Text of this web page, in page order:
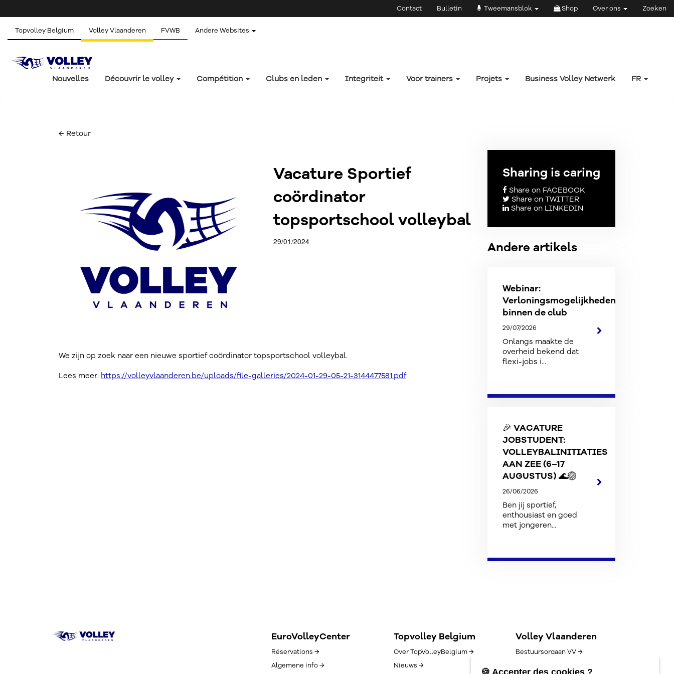
Contact Bulletin Tweemansblok Shop Over ons Zoeken
Topvolley Belgium Volley Vlaanderen FVWB Andere Websites
Nouvelles Découvrir le volley Compétition Clubs en leden Integriteit Voor trainers Projets Business Volley Netwerk FR
← Retour
Vacature Sportief
coördinator
topsportschool volleybal
29/01/2024
We zijn op zoek naar een nieuwe sportief coördinator topsportschool volleybal.
Lees meer: https://volleyvlaanderen.be/uploads/file-galleries/2024-01-29-05-21-3144477581.pdf
Sharing is caring
Share on FACEBOOK
Share on TWITTER
Share on LINKEDIN
Andere artikels
Webinar:
Verloningsmogelijkheden
binnen de club
29/07/2026
Onlangs maakte de
overheid bekend dat
flexi-jobs i...
🎉 VACATURE
JOBSTUDENT:
VOLLEYBALINITIATIES
AAN ZEE (6–17
AUGUSTUS) 🌊🏐
26/06/2026
Ben jij sportief,
enthousiast en goed
met jongeren...
Volley Vlaanderen
Bestuursorgaan VV →
Topvolley Belgium
Over TopVolleyBelgium →
Nieuws →
EuroVolleyCenter
Réservations →
Algemene info →
🍪 Accepter des cookies ?